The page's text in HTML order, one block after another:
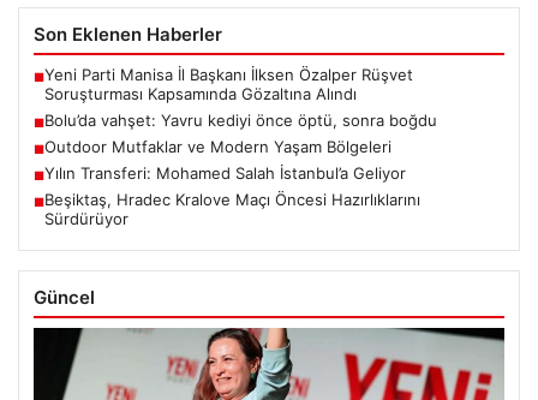
Son Eklenen Haberler
■Yeni Parti Manisa İl Başkanı İlksen Özalper Rüşvet
Soruşturması Kapsamında Gözaltına Alındı
■Bolu’da vahşet: Yavru kediyi önce öptü, sonra boğdu
■Outdoor Mutfaklar ve Modern Yaşam Bölgeleri
■Yılın Transferi: Mohamed Salah İstanbul’a Geliyor
■Beşiktaş, Hradec Kralove Maçı Öncesi Hazırlıklarını
Sürdürüyor
Güncel